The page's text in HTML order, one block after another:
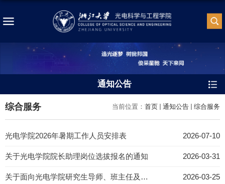
通知公告
当前位置： 首页 通知公告 综合服务
综合服务
光电学院2026年暑期工作人员安排表 2026-07-10
关于光电学院院长助理岗位选拔报名的通知 2026-03-31
关于面向光电学院研究生导师、班主任及德育导师开展“同心护航”心理助人能力培训的通知 2026-03-25